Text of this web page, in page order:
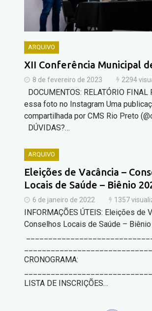
ARQUIVO
XII Conferência Municipal
8 de fevereiro de 2023 2294
DOCUMENTOS: RELATÓRIO FINAL
essa foto no Instagram Uma
compartilhada por CMS Rio Preto
DÚVIDAS?…
ARQUIVO
Eleições de Vacância –
Locais de Saúde – Biênio
6 de janeiro de 2022 1357
INFORMAÇÕES ÚTEIS: Eleições de
Conselhos Locais de Saúde –
CRONOGRAMA:
LISTA DE INSCRIÇÕES…